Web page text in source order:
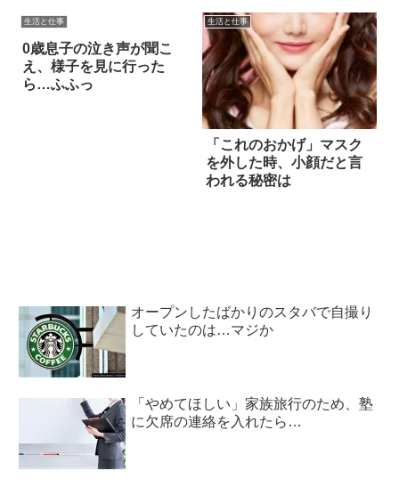
生活と仕事
0歳息子の泣き声が聞こ
え、様子を見に行った
ら…ふふっ
生活と仕事
「これのおかげ」マスク
を外した時、小顔だと言
われる秘密は
オープンしたばかりのスタバで自撮り
していたのは…マジか
「やめてほしい」家族旅行のため、塾
に欠席の連絡を入れたら…